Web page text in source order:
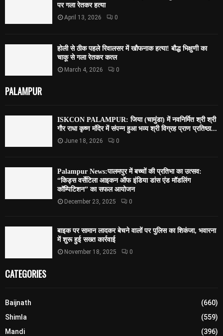
पर गला रेतकर हत्या
April 13, 2026 0
होली से ठीक पहले रिवालसर में खौफनाक हत्या! बौद्ध भिक्षुणी का
चाकू से गला रेतकर कत्ल
March 4, 2026 0
PALAMPUR
ISKCON PALAMPUR: जिया (चामुंडा) में नवनिर्मित श्री श्री
गौर राधा कृष्ण मंदिर में संपन्न हुआ भव्य श्री विग्रह प्राण प्रतिष्ठा...
June 18, 2026 0
Palampur News:पालमपुर में बच्चों की प्रतिभा का उत्सव:
“किड्स वर्सेटिला आइकन ऑफ इंडिया डांस एंड मॉडलिंग
कॉम्पिटिशन” का सफल आयोजन
December 23, 2025 0
बाइक पर सामान लादकर बेचने वालों पर पुलिस का शिकंजा, भवारना
में शुरू हुई सख्त कार्रवाई
November 18, 2025 0
CATEGORIES
Baijnath
(660)
Shimla
(559)
Mandi
(396)